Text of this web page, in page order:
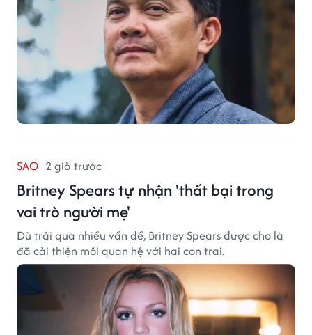
SAO 2 giờ trước
Britney Spears tự nhận 'thất bại trong
vai trò người mẹ'
Dù trải qua nhiều vấn đề, Britney Spears được cho là
đã cải thiện mối quan hệ với hai con trai.